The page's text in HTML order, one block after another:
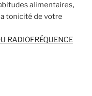
alimentaires,
tonicité de votre
RADIOFRÉQUENCE